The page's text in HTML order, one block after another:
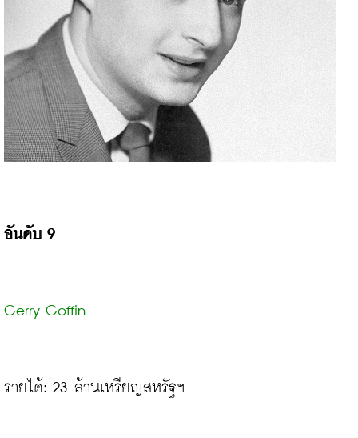
อันดับ 9
Gerry Goffin
รายได้: 23 ล้านเหรียญสหรัฐฯ